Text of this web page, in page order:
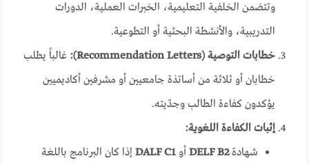
وتتضمن الخلفية التعليمية، الخبرات العملية، الدورات
التدريبية، والأنشطة البحثية أو التطوعية.
خطابات التوصية (Recommendation Letters):
غالباً يطلب
خطابان أو ثلاثة من أساتذة جامعيين أو مشرفين أكاديميين
يؤكدون كفاءة الطالب وجدّيته.
إثبات الكفاءة اللغوية:
شهادةDELF B2 أوDALF C1 إذا كان البرنامج باللغة